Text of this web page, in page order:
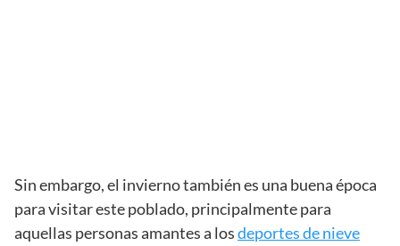
Sin embargo, el invierno también es una buena época
para visitar este poblado, principalmente para
aquellas personas amantes a losdeportes de nieve